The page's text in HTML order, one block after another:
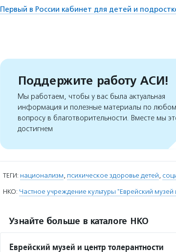
Первый в России кабинет для детей и
Поддержите работу АСИ!
Мы работаем, чтобы у вас была актуальная
информация и полезные материалы по
вопросу в благотворительности. Вместе мы
достигнем
ТЕГИ: национализм, психическое здоровье детей,
НКО: Частное учреждение культуры "Еврейский музей
Узнайте больше в каталоге НКО
Еврейский музей и центр толерантности